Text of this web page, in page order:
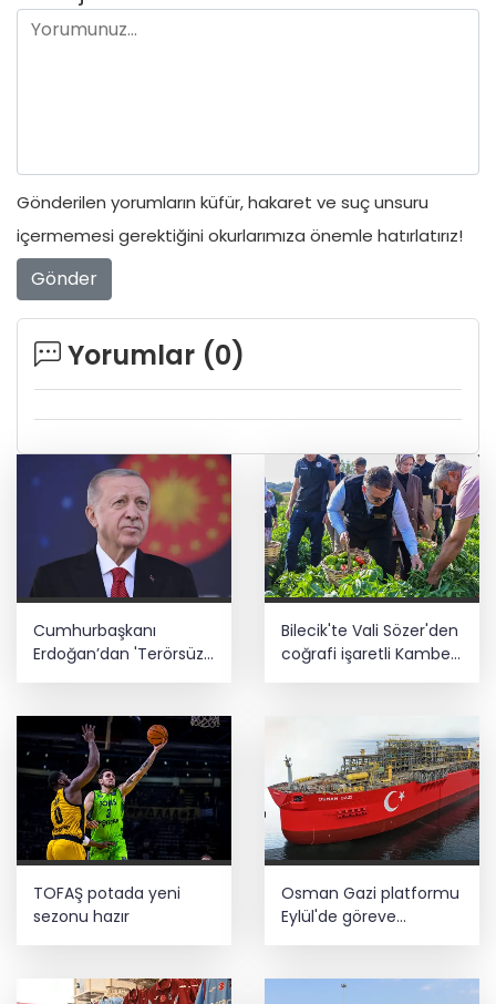
Gönderilen yorumların küfür, hakaret ve suç unsuru
içermemesi gerektiğini okurlarımıza önemle hatırlatırız!
Gönder
Yorumlar (0)
Cumhurbaşkanı
Erdoğan’dan 'Terörsüz
Türkiye' mesajı
Bilecik'te Vali Sözer'den
coğrafi işaretli Kamber
Biberi hasadı
TOFAŞ potada yeni
sezonu hazır
Osman Gazi platformu
Eylül'de göreve
83 bin 200 varile ulaştı